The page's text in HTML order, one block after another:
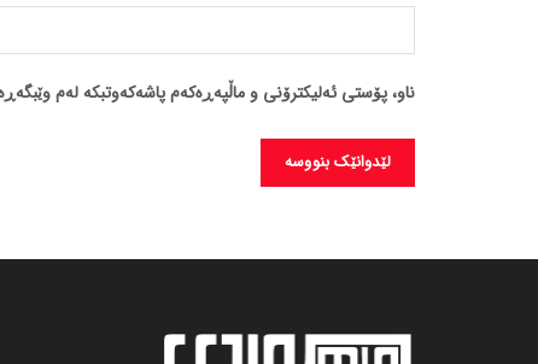
ناو، پۆستی ئەلیکترۆنی و ماڵپەڕەکەم پاشەکەوتبکە لەم